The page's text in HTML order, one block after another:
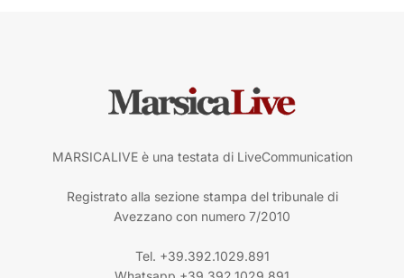
MARSICALIVE è una testata di LiveCommunication
Registrato alla sezione stampa del tribunale di
Avezzano con numero 7/2010
Tel. +39.392.1029.891